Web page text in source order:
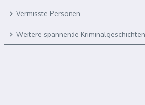
Vermisste Personen
Weitere spannende Kriminalgeschichten